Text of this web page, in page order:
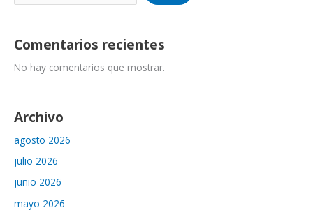
Comentarios recientes
No hay comentarios que mostrar.
Archivo
agosto 2026
julio 2026
junio 2026
mayo 2026